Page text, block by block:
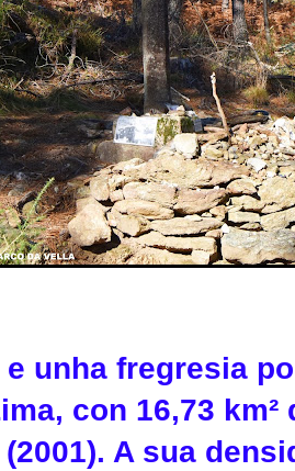
unha fregresia
con 16,73
A sua